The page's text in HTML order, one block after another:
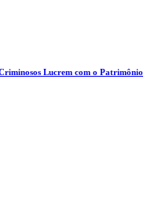
Lucrem com o Patrimônio